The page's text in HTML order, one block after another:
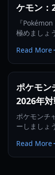
ケモン：
『
極めましょ
Read More
ポケモン
2026年
ポケモンチ
ーしましょ
Read More